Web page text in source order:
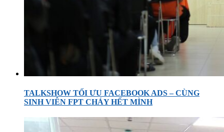
TALKSHOW TỐI ƯU FACEBOOK ADS – CÙNG
SINH VIÊN FPT CHÁY HẾT MÌNH